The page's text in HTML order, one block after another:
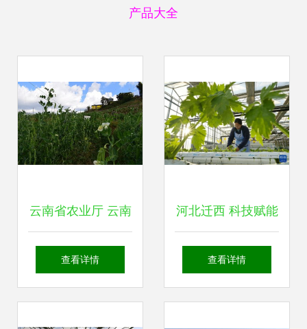
产品大全
云南省农业厅 云南
农业信息网
查看详情
河北迁西 科技赋能
现代农业 绘就乡村
查看详情